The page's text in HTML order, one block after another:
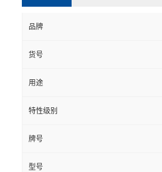
品牌
货号
用途
特性级别
牌号
型号